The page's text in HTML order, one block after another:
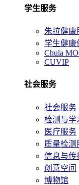
学生服务
朱拉健康
学生健康
Chula
CUVIP
社会服务
社会服务
检测与学
医疗服务
质量检测
信息与传
创意空间
博物馆